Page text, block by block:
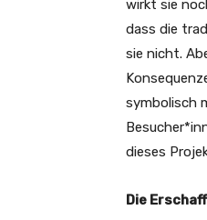
wirkt sie
dass die
sie nicht.
symbolisch
dieses
Die